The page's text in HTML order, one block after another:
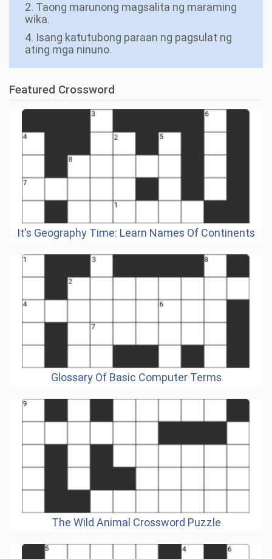
2. Taong marunong magsalita ng maraming
wika.
4. Isang katutubong paraan ng pagsulat ng
ating mga ninuno.
Featured Crossword
It's Geography Time: Learn Names Of Continents
Glossary Of Basic Computer Terms
The Wild Animal Crossword Puzzle